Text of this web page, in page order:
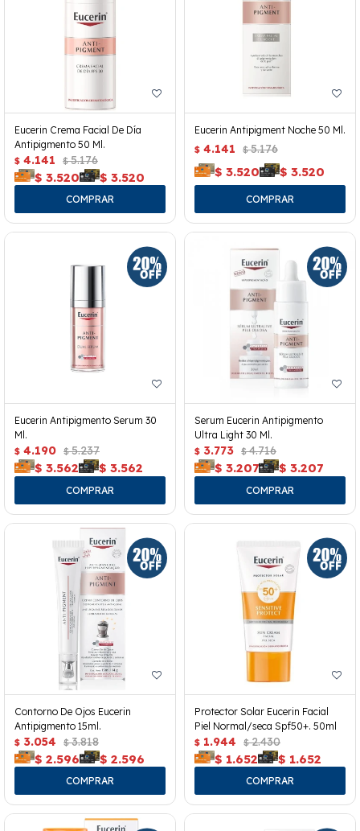
Eucerin Crema Facial De Día
Antipigmento 50 Ml.
$ 4.141 $ 5.176
$ 3.520 $ 3.520
Eucerin Antipigment Noche 50 Ml.
$ 4.141 $ 5.176
$ 3.520 $ 3.520
Eucerin Antipigmento Serum 30
Ml.
$ 4.190 $ 5.237
$ 3.562 $ 3.562
Serum Eucerin Antipigmento
Ultra Light 30 Ml.
$ 3.773 $ 4.716
$ 3.207 $ 3.207
Contorno De Ojos Eucerin
Antipigmento 15ml.
$ 3.054 $ 3.818
$ 2.596 $ 2.596
Protector Solar Eucerin Facial
Piel Normal/seca Spf50+. 50ml
$ 1.944 $ 2.430
$ 1.652 $ 1.652